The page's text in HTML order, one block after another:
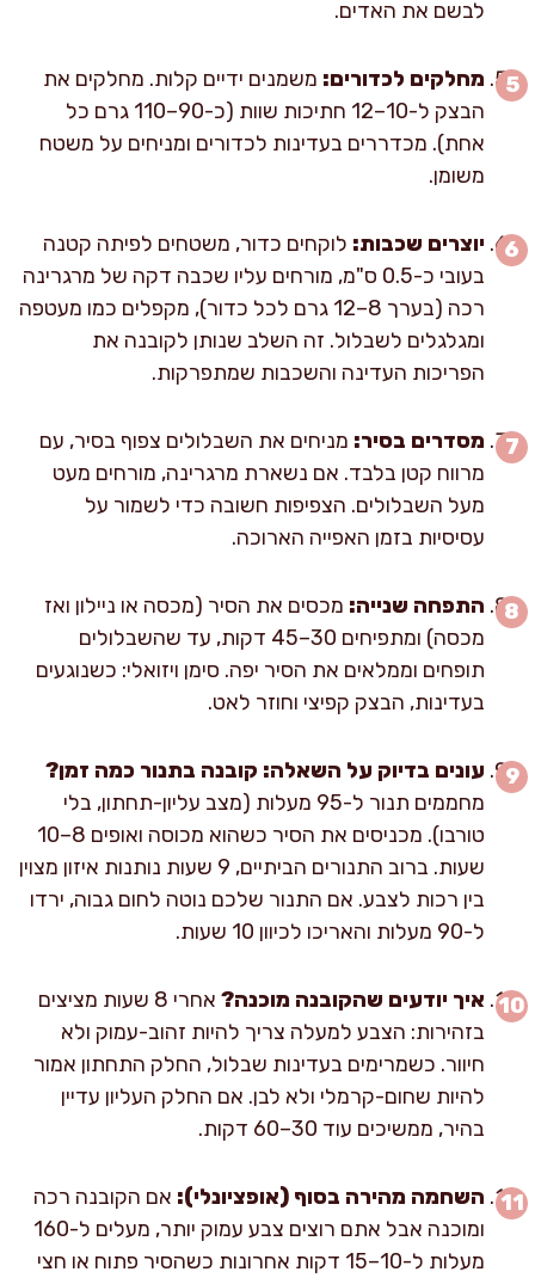
לבשם את האדים.
מחלקים לכדורים: משמנים ידיים קלות. מחלקים את
הבצק ל-10–12 חתיכות שוות (כ-90–110 גרם כל
אחת). מכדררים בעדינות לכדורים ומניחים על משטח
משומן.
יוצרים שכבות: לוקחים כדור, משטחים לפיתה קטנה
בעובי כ-0.5 ס"מ, מורחים עליו שכבה דקה של מרגרינה
רכה (בערך 8–12 גרם לכל כדור), מקפלים כמו מעטפה
ומגלגלים לשבלול. זה השלב שנותן לקובנה את
הפריכות העדינה והשכבות שמתפרקות.
מסדרים בסיר: מניחים את השבלולים צפוף בסיר, עם
מרווח קטן בלבד. אם נשארת מרגרינה, מורחים מעט
מעל השבלולים. הצפיפות חשובה כדי לשמור על
עסיסיות בזמן האפייה הארוכה.
התפחה שנייה: מכסים את הסיר (מכסה או ניילון ואז
מכסה) ומתפיחים 30–45 דקות, עד שהשבלולים
תופחים וממלאים את הסיר יפה. סימן ויזואלי: כשנוגעים
בעדינות, הבצק קפיצי וחוזר לאט.
עונים בדיוק על השאלה: קובנה בתנור כמה זמן?
מחממים תנור ל-95 מעלות (מצב עליון-תחתון, בלי
טורבו). מכניסים את הסיר כשהוא מכוסה ואופים 8–10
שעות. ברוב התנורים הביתיים, 9 שעות נותנות איזון מצוין
בין רכות לצבע. אם התנור שלכם נוטה לחום גבוה, ירדו
ל-90 מעלות והאריכו לכיוון 10 שעות.
איך יודעים שהקובנה מוכנה?
אחרי 8 שעות מציצים
בזהירות: הצבע למעלה צריך להיות זהוב-עמוק ולא
חיוור. כשמרימים בעדינות שבלול, החלק התחתון אמור
להיות שחום-קרמלי ולא לבן. אם החלק העליון עדיין
בהיר, ממשיכים עוד 30–60 דקות.
השחמה מהירה בסוף (אופציונלי): אם הקובנה רכה
ומוכנה אבל אתם רוצים צבע עמוק יותר, מעלים ל-160
מעלות ל-10–15 דקות אחרונות כשהסיר פתוח או חצי